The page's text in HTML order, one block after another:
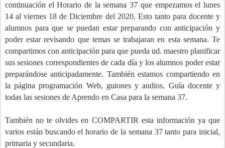
continuación el Horario de la semana 37 que empezamos el lunes
14al viernes 18 de Diciembre del 2020. Esto tanto para docente y
alumnos para que se puedan estar preparando con anticipación y
poder estar revisando que temas se trabajaran en esta semana. Te
compartimos con anticipación para que pueda ud. maestro planificar
sus sesiones correspondientes de cada día y los alumnos poder estar
preparándose anticipadamente. También estamos compartiendo en
la página programación Web, guiones y audios, Guía docente y
todas las sesiones de Aprendo en Casa para la semana 37.
También no te olvides en COMPARTIR esta información ya que
varios están buscando el horario de la semana 37 tanto para inicial,
primaria y secundaria.